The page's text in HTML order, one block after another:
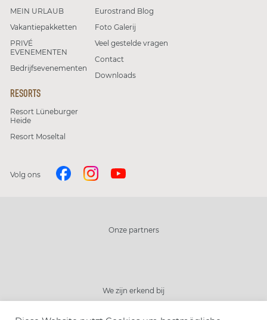
MEIN URLAUB
Vakantiepakketten
PRIVÉ
EVENEMENTEN
Bedrijfsevenementen
RESORTS
Resort Lüneburger
Heide
Resort Moseltal
Eurostrand Blog
Foto Galerij
Veel gestelde vragen
Contact
Downloads
Volg ons
Onze partners
We zijn erkend bij